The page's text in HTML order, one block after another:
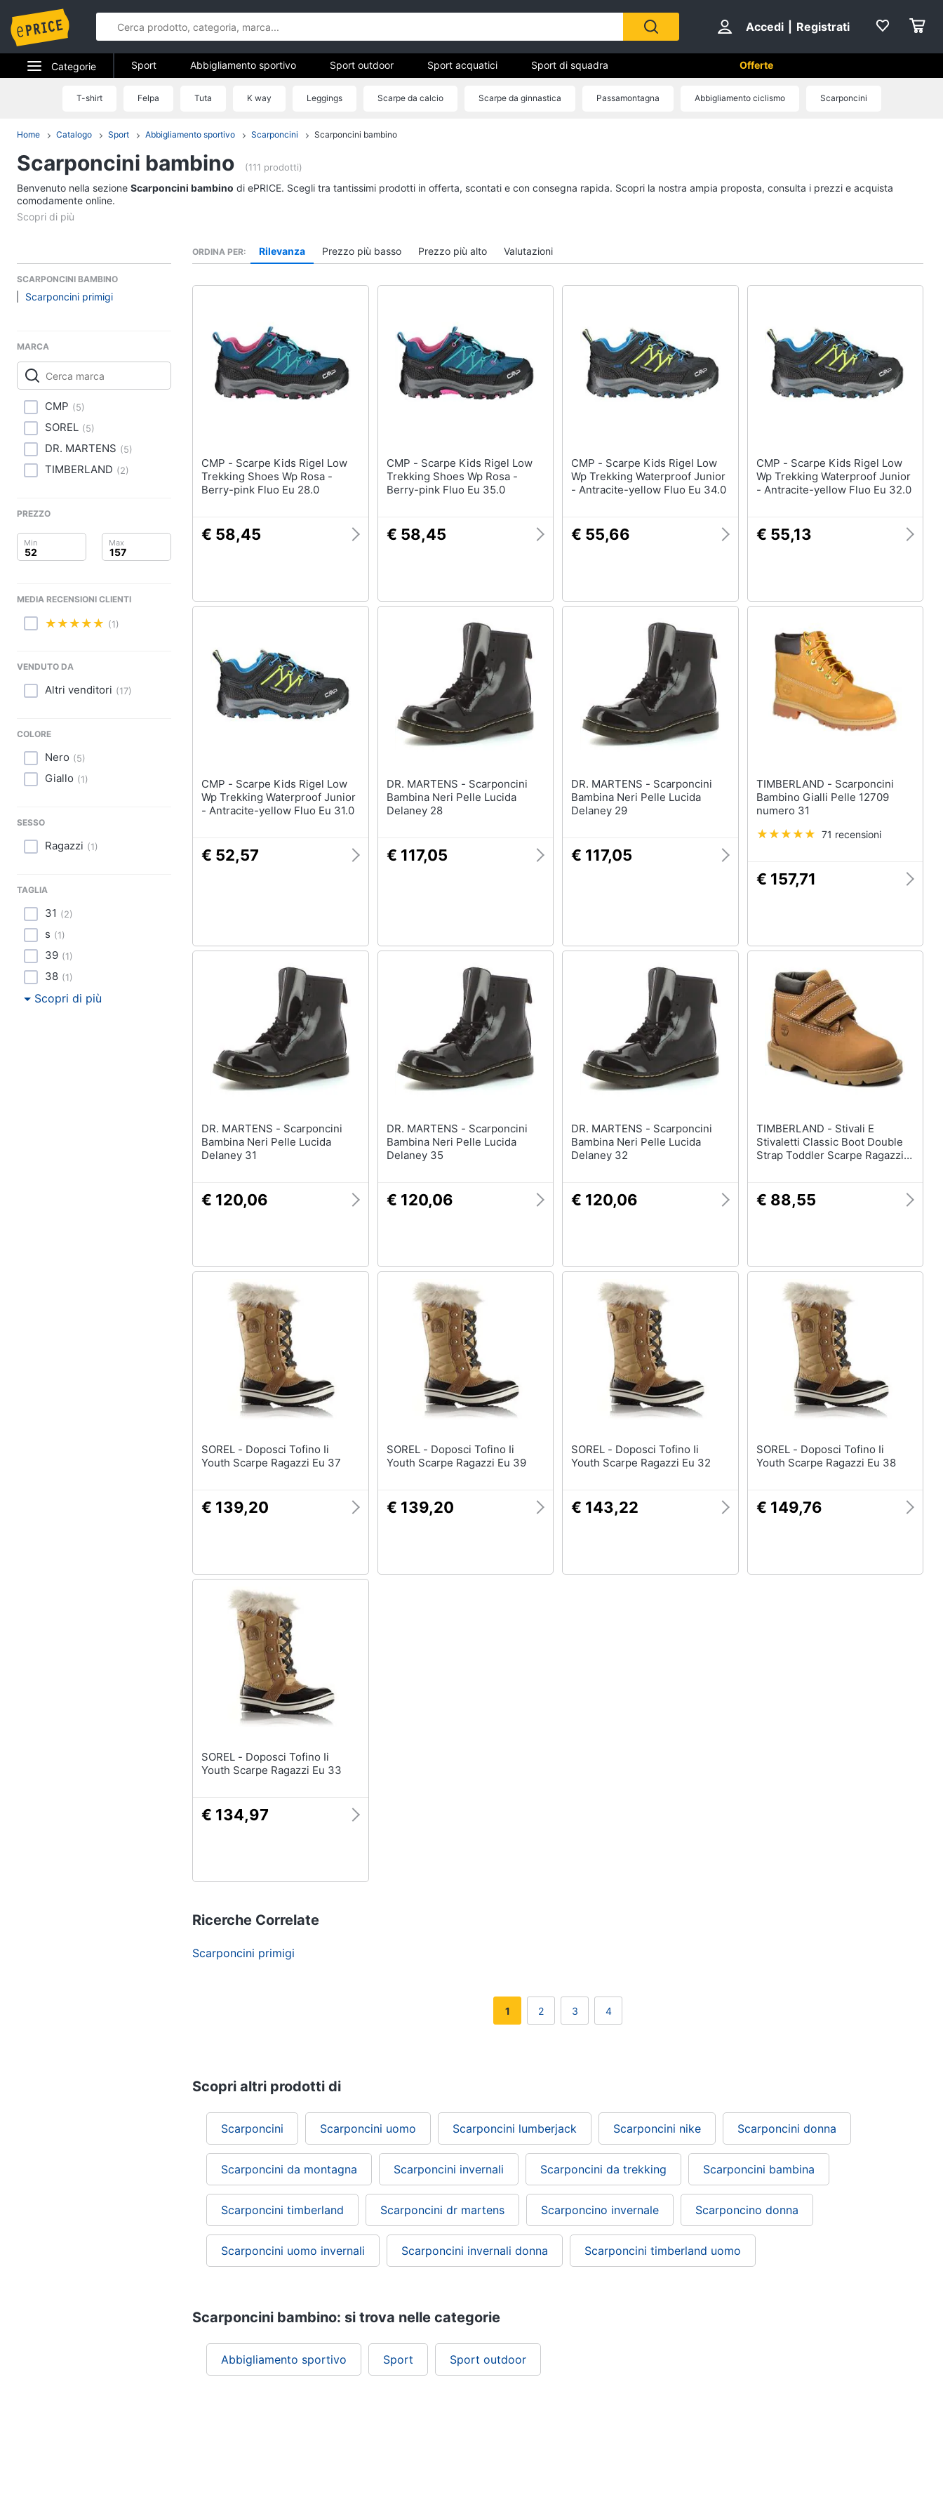
Accedi Registrati
Categorie
Elettrodomestici
Telefonia
Tv e Home Cinema
Smart home
Audio e musica
Brico e Giardinaggio
Salute e igiene
Beauty
Giocattoli
Fotografia
Abbigliamento
Sport
Animali
Motori
Festività e ricorrenze
Sport
Abbigliamento sportivo
T-shirt
Vedi tutti
Sport outdoor
Vedi tutti Vedi tutti
Cronometro
Tapis roulant elettrico
Magnesio supremo
Borraccia
Borraccia termica
Sport Abbigliamento sportivo Sport outdoor Sport acquatici Sport di squadra Offerte
T-shirt Felpa Tuta K way Leggings Scarpe da calcio Scarpe da ginnastica Passamontagna Abbigliamento ciclismo Scarponcini
Home Catalogo Sport Abbigliamento sportivo Scarponcini Scarponcini bambino
Scarponcini bambino (111 prodotti)
Benvenuto nella sezione Scarponcini bambino di ePRICE. Scegli tra tantissimi prodotti in offerta, scontati e con consegna rapida. Scopri la nostra ampia proposta, consulta i prezzi e acquista
comodamente online.
SCARPONCINI BAMBINO
Scarponcini primigi
MARCA
CMP (5)
SOREL (5)
DR. MARTENS (5)
TIMBERLAND (2)
PREZZO
MEDIA RECENSIONI CLIENTI
(1)
VENDUTO DA
Altri venditori (17)
COLORE
Nero (5)
Giallo (1)
SESSO
Ragazzi (1)
TAGLIA
31 (2)
s (1)
39 (1)
38 (1)
Scopri di più
ORDINA PER Rilevanza Prezzo più basso Prezzo più alto Valutazioni
CMP - Scarpe Kids Rigel Low
Trekking Shoes Wp Rosa -
Berry-pink Fluo Eu 28.0
€ 58,45
CMP - Scarpe Kids Rigel Low
Trekking Shoes Wp Rosa -
Berry-pink Fluo Eu 35.0
€ 58,45
CMP - Scarpe Kids Rigel Low
Wp Trekking Waterproof Junior
- Antracite-yellow Fluo Eu 34.0
€ 55,66
CMP - Scarpe Kids Rigel Low
Wp Trekking Waterproof Junior
- Antracite-yellow Fluo Eu 32.0
€ 55,13
CMP - Scarpe Kids Rigel Low
Wp Trekking Waterproof Junior
- Antracite-yellow Fluo Eu 31.0
€ 52,57
DR. MARTENS - Scarponcini
Bambina Neri Pelle Lucida
Delaney 28
€ 117,05
DR. MARTENS - Scarponcini
Bambina Neri Pelle Lucida
Delaney 29
€ 117,05
TIMBERLAND - Scarponcini
Bambino Gialli Pelle 12709
numero 31
71 recensioni
€ 157,71
DR. MARTENS - Scarponcini
Bambina Neri Pelle Lucida
Delaney 31
€ 120,06
DR. MARTENS - Scarponcini
Bambina Neri Pelle Lucida
Delaney 35
€ 120,06
DR. MARTENS - Scarponcini
Bambina Neri Pelle Lucida
Delaney 32
€ 120,06
TIMBERLAND - Stivali E
Stivaletti Classic Boot Double
Strap Toddler Scarpe Ragazzi
€ 88,55
SOREL - Doposci Tofino Ii
Youth Scarpe Ragazzi Eu 37
€ 139,20
SOREL - Doposci Tofino Ii
Youth Scarpe Ragazzi Eu 39
€ 139,20
SOREL - Doposci Tofino Ii
Youth Scarpe Ragazzi Eu 32
€ 143,22
SOREL - Doposci Tofino Ii
Youth Scarpe Ragazzi Eu 38
€ 149,76
SOREL - Doposci Tofino Ii
Youth Scarpe Ragazzi Eu 33
€ 134,97
Ricerche Correlate
Scarponcini primigi
1 2 3 4
Scopri altri prodotti di
Scarponcini Scarponcini uomo Scarponcini lumberjack Scarponcini nike Scarponcini donna
Scarponcini da montagna Scarponcini invernali Scarponcini da trekking Scarponcini bambina
Scarponcini timberland Scarponcini dr martens Scarponcino invernale Scarponcino donna
Scarponcini uomo invernali Scarponcini invernali donna Scarponcini timberland uomo
Scarponcini bambino: si trova nelle categorie
Abbigliamento sportivo Sport Sport outdoor